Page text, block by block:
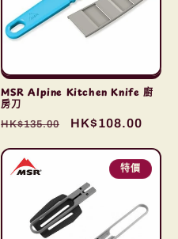
MSR Alpine Kitchen Knife 廚
房刀
定
HK$135.00
售
HK$108.00
特價